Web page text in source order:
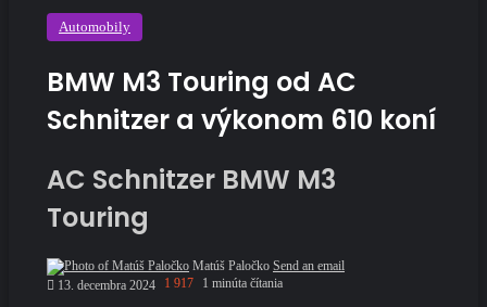
Automobily
BMW M3 Touring od AC
Schnitzer a výkonom 610 koní
AC Schnitzer BMW M3
Touring
Matúš Paločko Send an email
13. decembra 2024
1 917 1 minúta čítania